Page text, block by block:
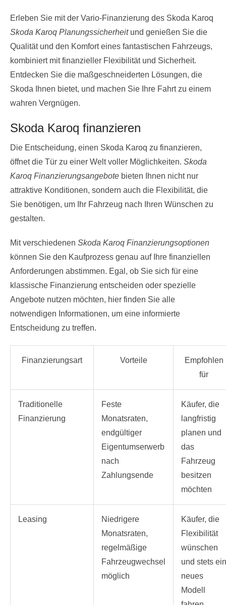
Erleben Sie mit der Vario-Finanzierung des Skoda Karoq
Skoda Karoq Planungssicherheitund genießen Sie die
Qualität und den Komfort eines fantastischen Fahrzeugs,
kombiniert mit finanzieller Flexibilität und Sicherheit.
Entdecken Sie die maßgeschneiderten Lösungen, die
Skoda Ihnen bietet, und machen Sie Ihre Fahrt zu einem
wahren Vergnügen.
Skoda Karoq finanzieren
Die Entscheidung, einen Skoda Karoq zu finanzieren,
öffnet die Tür zu einer Welt voller Möglichkeiten. Skoda
Karoq Finanzierungsangebote bieten Ihnen nicht nur
attraktive Konditionen, sondern auch die Flexibilität, die
Sie benötigen, um Ihr Fahrzeug nach Ihren Wünschen zu
gestalten.
Mit verschiedenen Skoda Karoq Finanzierungsoptionen
können Sie den Kaufprozess genau auf Ihre finanziellen
Anforderungen abstimmen. Egal, ob Sie sich für eine
klassische Finanzierung entscheiden oder spezielle
Angebote nutzen möchten, hier finden Sie alle
notwendigen Informationen, um eine informierte
Entscheidung zu treffen.
Finanzierungsart Vorteile
Empfohlen
für
Traditionelle
Finanzierung
Feste
Monatsraten,
endgültiger
Eigentumserwerb
nach
Zahlungsende
Käufer, die
langfristig
planen und
das
Fahrzeug
besitzen
möchten
Leasing
Niedrigere
Monatsraten,
regelmäßige
Fahrzeugwechsel
möglich
Käufer, die
Flexibilität
wünschen
und stets ein
neues
Modell